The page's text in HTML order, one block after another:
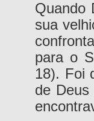
Quando
sua
para o
18). Foi
de